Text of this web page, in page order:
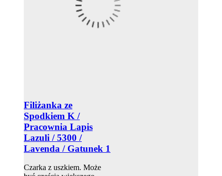
Filiżanka ze
Spodkiem K /
Pracownia Lapis
Lazuli / 5300 /
Lavenda / Gatunek 1
Czarka z uszkiem. Może